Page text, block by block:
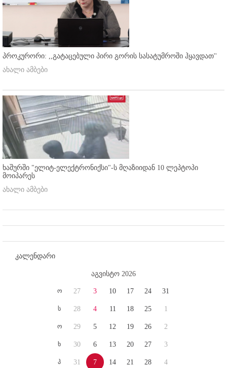
პროკურორი: ,,გატაცებული პირი გორის სასატუმროში ჰყავდათ''
ახალი ამბები
ხაშურში "ელიტ-ელექტრონიქსი"-ს მღაზიიდან 10 ლეპტოპი
მოიპარეს
ახალი ამბები
კალენდარი
აგვისტო 2026
ო
ს
ო
ხ
პ
27
28
29
30
31
3
4
5
6
7
10
11
12
13
14
17
18
19
20
21
24
25
26
27
28
31
1
2
3
4